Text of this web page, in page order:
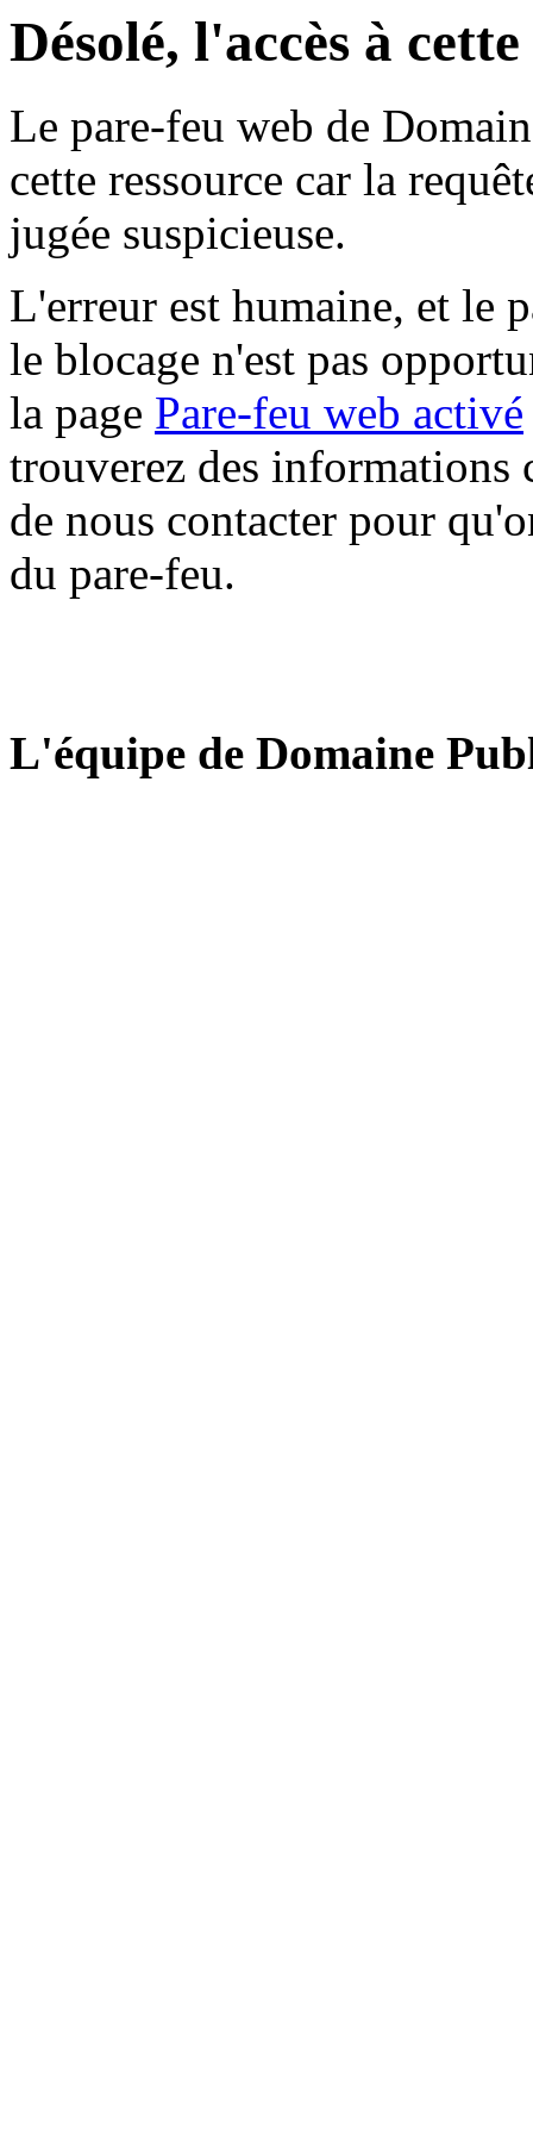
Désolé, l'accès à
Le pare-feu web de
cette ressource car la
jugée suspicieuse.
L'erreur est humaine, et le
le blocage n'est pas
la page Pare-feu web activé
trouverez des informations
de nous contacter pour
du pare-feu.
L'équipe de Domaine